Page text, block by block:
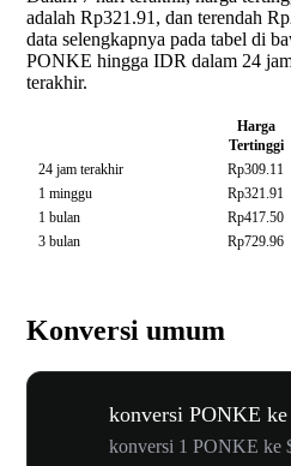
adalah Rp321.91, dan terendah
data selengkapnya pada tabel di
PONKE hingga IDR dalam 24
terakhir.
Harga
Tertinggi
24 jam terakhir
Rp309.11
1 minggu
Rp321.91
1 bulan
Rp417.50
3 bulan
Rp729.96
Konversi umum
konversi PONKE
konversi 1 PONKE ke